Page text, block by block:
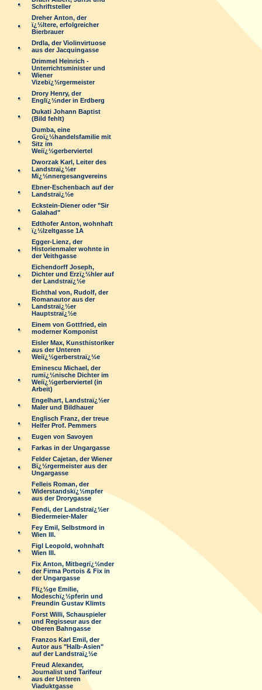
Schriftsteller
Dreher Anton, der
ï¿½ltere, erfolgreicher
Bierbrauer
Drdla, der Violinvirtuose
aus der Jacquingasse
Drimmel Heinrich -
Unterrichtsminister und
Wiener
Vizebï¿½rgermeister
Drory Henry, der
Englï¿½nder in Erdberg
Dukati Johann Baptist
(Bild fehlt)
Dumba, eine
Groï¿½handelsfamilie mit
Sitz im
Weiï¿½gerberviertel
Dworzak Karl, Leiter des
Landstraï¿½er
Mï¿½nnergesangvereins
Ebner-Eschenbach auf der
Landstraï¿½e
Eckstein-Diener oder "Sir
Galahad"
Edthofer Anton, wohnhaft
ï¿½lzeltgasse 1A
Egger-Lienz, der
Historienmaler wohnte in
der Veithgasse
Eichendorff Joseph,
Dichter und Erzï¿½hler auf
der Landstraï¿½e
Eichthal von, Rudolf, der
Romanautor aus der
Landstraï¿½er
Hauptstraï¿½e
Einem von Gottfried, ein
moderner Komponist
Eisler Max, Kunsthistoriker
aus der Unteren
Weiï¿½gerberstraï¿½e
Eminescu Michael, der
rumï¿½nische Dichter im
Weiï¿½gerberviertel (in
Arbeit)
Engelhart, Landstraï¿½er
Maler und Bildhauer
Englisch Franz, der treue
Helfer Prof. Pemmers
Eugen von Savoyen
Farkas in der Ungargasse
Felder Cajetan, der Wiener
Bï¿½rgermeister aus der
Ungargasse
Felleis Roman, der
Widerstandskï¿½mpfer
aus der Drorygasse
Fendi, der Landstraï¿½er
Biedermeier-Maler
Fey Emil, Selbstmord in
Wien III.
Figl Leopold, wohnhaft
Wien III.
Fix Anton, Mitbegrï¿½nder
der Firma Portois & Fix in
der Ungargasse
Flï¿½ge Emilie,
Modeschï¿½pferin und
Freundin Gustav Klimts
Forst Willi, Schauspieler
und Regisseur aus der
Oberen Bahngasse
Franzos Karl Emil, der
Autor aus "Halb-Asien"
auf der Landstraï¿½e
Freud Alexander,
Journalist und Tarifeur
aus der Unteren
Viaduktgasse